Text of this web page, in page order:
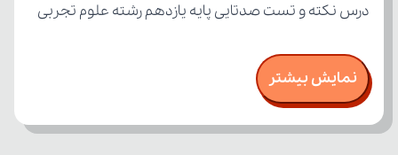
درس نکته و تست صدتایی پایه یازدهم رشته علوم تجربی
نمایش بیشتر